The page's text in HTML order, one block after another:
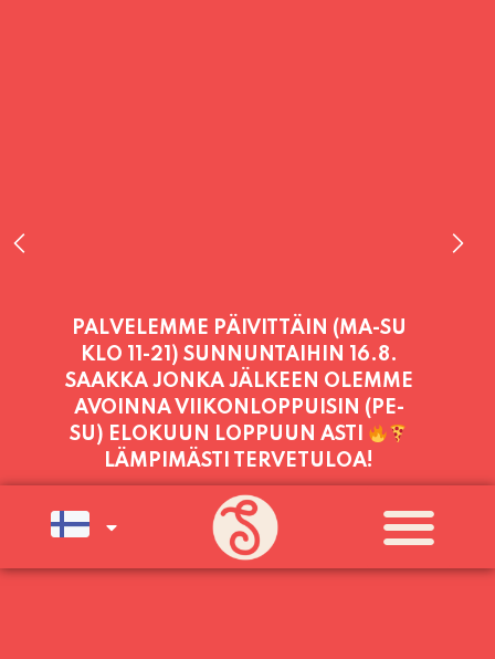
PALVELEMME PÄIVITTÄIN (MA-SU
KLO 11-21) SUNNUNTAIHIN 16.8.
SAAKKA JONKA JÄLKEEN OLEMME
AVOINNA VIIKONLOPPUISIN (PE-
SU) ELOKUUN LOPPUUN ASTI
LÄMPIMÄSTI TERVETULOA!
PALVELEMME TÄNÄÄN:
MAANANTAI11:00 - 21:00